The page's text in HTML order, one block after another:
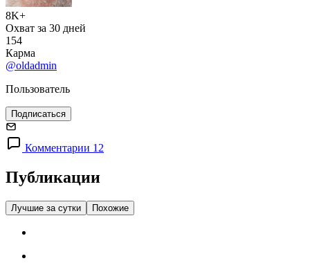
8K+
Охват за 30 дней
154
Карма
@oldadmin
Пользователь
Подписаться
Комментарии 12
Публикации
Лучшие за сутки Похожие